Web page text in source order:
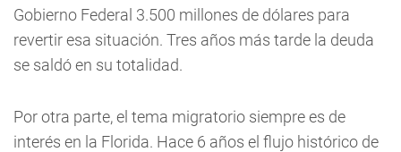
Gobierno Federal 3.500 millones de dólares para
revertir esa situación. Tres años más tarde la deuda
se saldó en su totalidad.
Por otra parte, el tema migratorio siempre es de
interés en la Florida. Hace 6 años el flujo histórico de